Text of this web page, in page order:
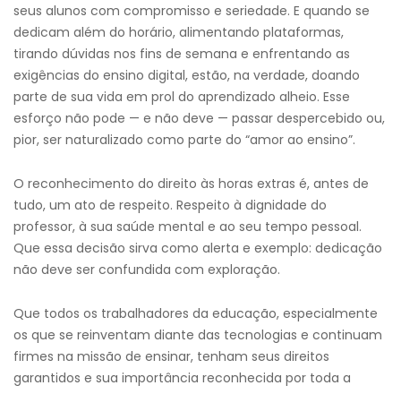
seus alunos com compromisso e seriedade. E quando se
dedicam além do horário, alimentando plataformas,
tirando dúvidas nos fins de semana e enfrentando as
exigências do ensino digital, estão, na verdade, doando
parte de sua vida em prol do aprendizado alheio. Esse
esforço não pode — e não deve — passar despercebido ou,
pior, ser naturalizado como parte do “amor ao ensino”.
O reconhecimento do direito às horas extras é, antes de
tudo, um ato de respeito. Respeito à dignidade do
professor, à sua saúde mental e ao seu tempo pessoal.
Que essa decisão sirva como alerta e exemplo: dedicação
não deve ser confundida com exploração.
Que todos os trabalhadores da educação, especialmente
os que se reinventam diante das tecnologias e continuam
firmes na missão de ensinar, tenham seus direitos
garantidos e sua importância reconhecida por toda a